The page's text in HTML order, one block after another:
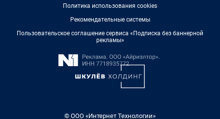
Политика использования cookies
Рекомендательные системы
Пользовательское соглашение сервиса «Подписка без баннерной
рекламы»
© ООО «Интернет Технологии»